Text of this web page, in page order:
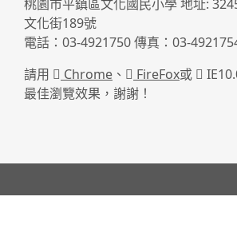
桃園市平鎮區文化國民小學 地址:
文化街189號
電話：03-4921750 傳真：03-
請用
Chrome 、 FireFox或
最佳瀏覽效果，謝謝！